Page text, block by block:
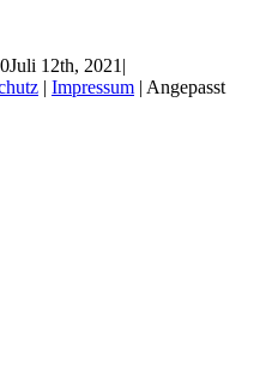
Juli 12th, 2021 |
| Impressum | Angepasst